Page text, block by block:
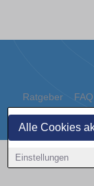
Alle Cookies
Einstellungen
Ratgeber FAQ
Copyright © 2000 -